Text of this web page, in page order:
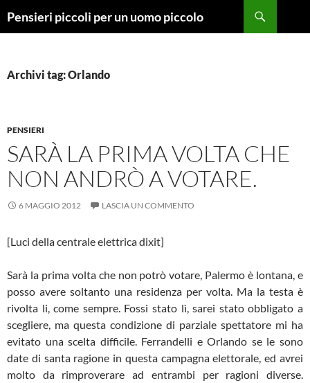
Pensieri piccoli per un uomo piccolo
Archivi tag: Orlando
PENSIERI
SARÀ LA PRIMA VOLTA CHE
NON ANDRÒ A VOTARE.
6 MAGGIO 2012 LASCIA UN COMMENTO
[Luci della centrale elettrica dixit]
Sarà la prima volta che non potrò votare, Palermo è lontana, e
posso avere soltanto una residenza per volta. Ma la testa è
rivolta li, come sempre. Fossi stato lì, sarei stato obbligato a
scegliere, ma questa condizione di parziale spettatore mi ha
evitato una scelta difficile. Ferrandelli e Orlando se le sono
date di santa ragione in questa campagna elettorale, ed avrei
molto da rimproverare ad entrambi per ragioni diverse.